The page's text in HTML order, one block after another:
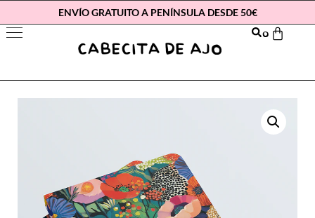
ENVÍO GRATUITO A PENÍNSULA DESDE 50€
0